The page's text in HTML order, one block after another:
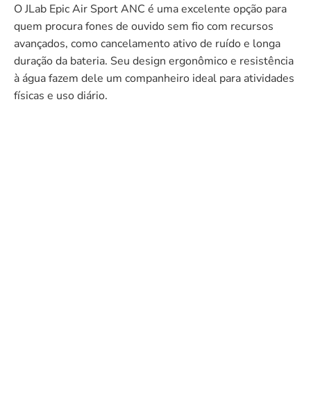
O JLab Epic Air Sport ANC é uma excelente opção para
quem procura fones de ouvido sem fio com recursos
avançados, como cancelamento ativo de ruído e longa
duração da bateria. Seu design ergonômico e resistência
à água fazem dele um companheiro ideal para atividades
físicas e uso diário.